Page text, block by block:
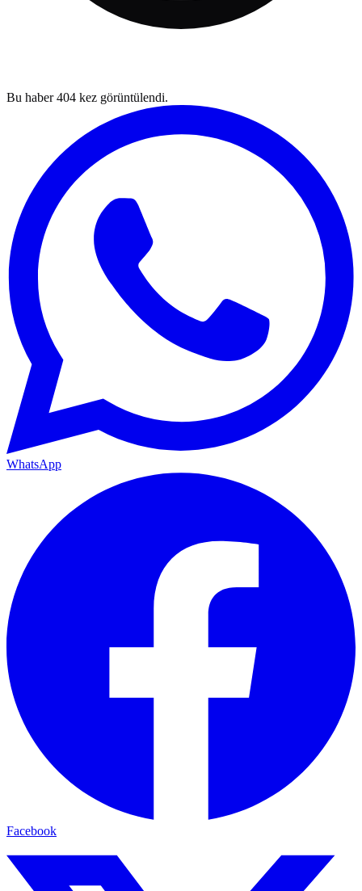
Bu haber404 kez görüntülendi.
WhatsApp
Facebook